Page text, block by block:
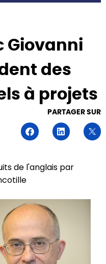
Giovanni
des
à projets
PARTAGER SUR
de l'anglais par